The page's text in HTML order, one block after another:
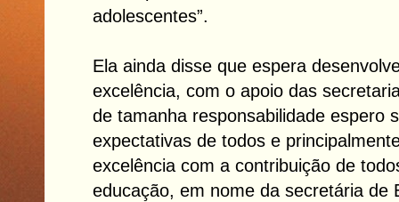
adolescentes”.
Ela ainda disse que espera
excelência, com o apoio das
de tamanha responsabilidade espero
expectativas de todos e
excelência com a contribuição de
educação, em nome da secretária de